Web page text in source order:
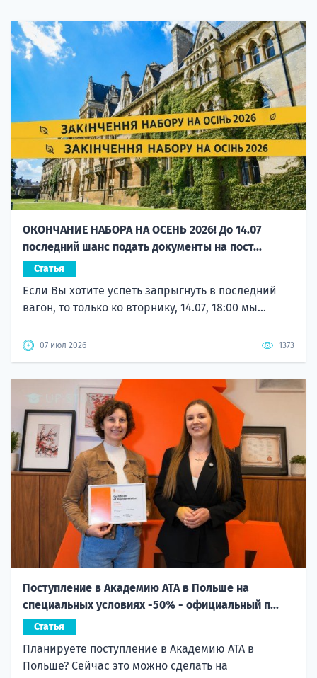
ОКОНЧАНИЕ НАБОРА НА ОСЕНЬ 2026! До 14.07
последний шанс подать документы на пост...
Статья
Если Вы хотите успеть запрыгнуть в последний
вагон, то только ко вторнику, 14.07, 18:00 мы...
07 июл 2026 1373
Поступление в Академию ATA в Польше на
специальных условиях -50% - официальный п...
Статья
Планируете поступление в Академию ATA в
Польше? Сейчас это можно сделать на